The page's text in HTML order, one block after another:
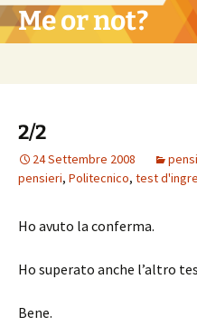
Vai
al Me or not?
2/2
24 Settembre 2008
pensieri, Politecnico, test
Ho avuto la conferma.
Ho superato anche l’altro
Bene.